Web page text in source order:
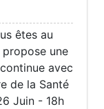
êtes au
une
avec
de la Santé
Juin - 18h